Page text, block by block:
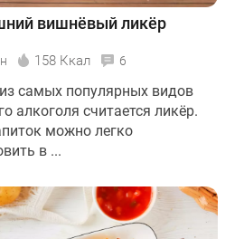
вишнёвый ликёр
158 Ккал 6
самых популярных видов
алкоголя считается ликёр.
можно легко
в ...